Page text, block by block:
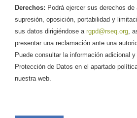
Derechos: Podrá ejercer sus derechos
supresión, oposición, portabilidad y
sus datos dirigiéndose a rgpd@rseq.org,
presentar una reclamación ante una
Puede consultar la información adicional
Protección de Datos en el apartado
nuestra web.